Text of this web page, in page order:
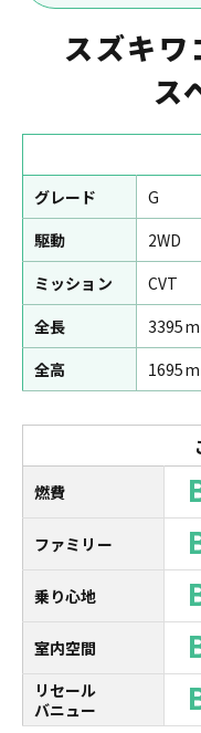
スズキワ
ス
グレード G
駆動
2WD
ミッション
CVT
全長
全高
燃費
ファミリー
乗り心地
室内空間
リセール
バニュー